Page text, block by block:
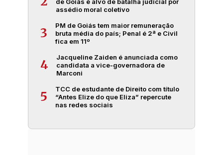
assédio moral coletivo
3
PM de Goiás tem maior remuneração
bruta média do país; Penal é 2ª e Civil
fica em 11º
4
Jacqueline Zaiden é anunciada como
candidata a vice-governadora de
Marconi
5
TCC de estudante de Direito com título
“Antes Elize do que Eliza” repercute
nas redes sociais